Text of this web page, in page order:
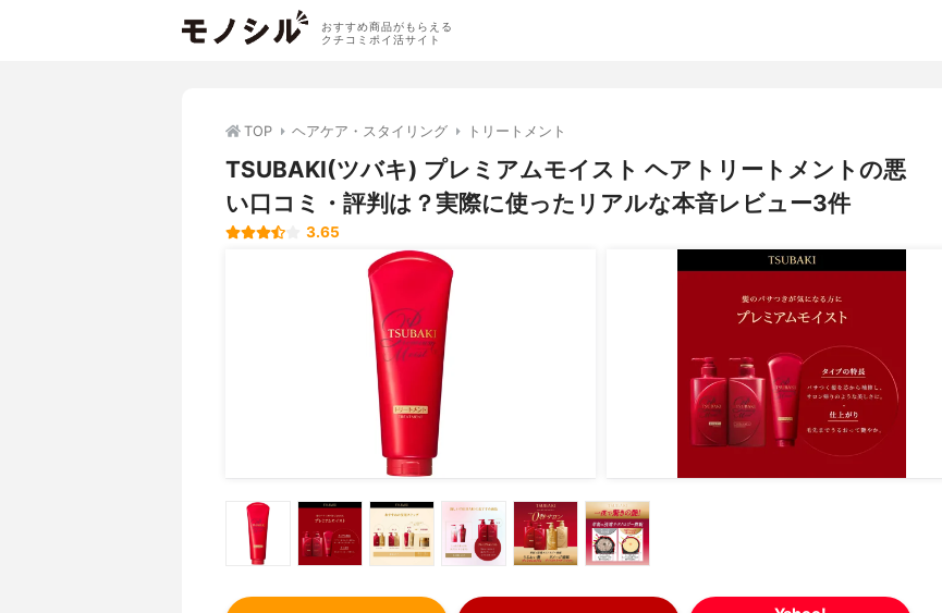
おすすめ商品がもらえる
クチコミポイ活サイト
TOP ヘアケア・スタイリング トリートメント
TSUBAKI(ツバキ) プレミアムモイスト ヘアトリートメントの悪
い口コミ・評判は？実際に使ったリアルな本音レビュー3件
3.65